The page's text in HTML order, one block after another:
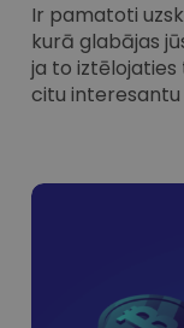
Ir pamatoti
kurā glabājas
ja to iztēlojaties
citu interesantu